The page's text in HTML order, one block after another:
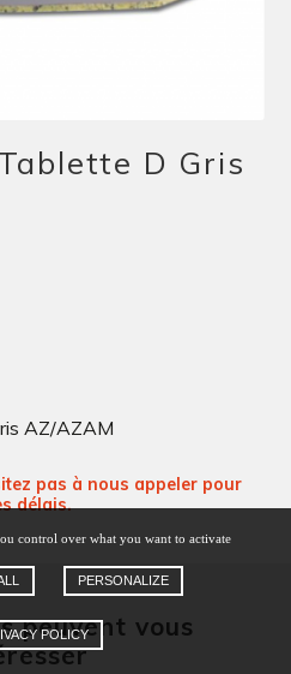
D Gris
AZ/AZAM
pas à nous appeler pour
délais.
peuvent vous
control over what you want to activate
PERSONALIZE
POLICY